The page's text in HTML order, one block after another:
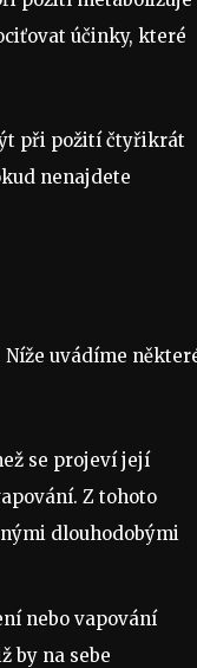
účinky, které
při požití čtyřikrát
nenajdete
uvádíme
se projeví její
Z tohoto
dlouhodobými
nebo vapování
by na sebe